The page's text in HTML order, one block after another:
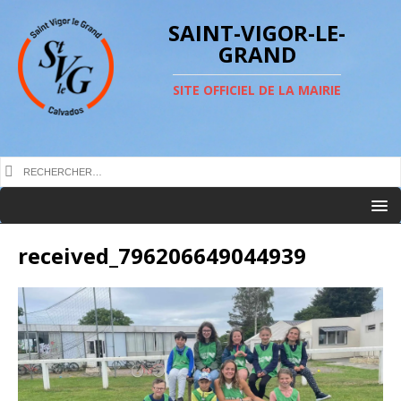
SAINT-VIGOR-LE-
GRAND
SITE OFFICIEL DE LA MAIRIE
received_796206649044939